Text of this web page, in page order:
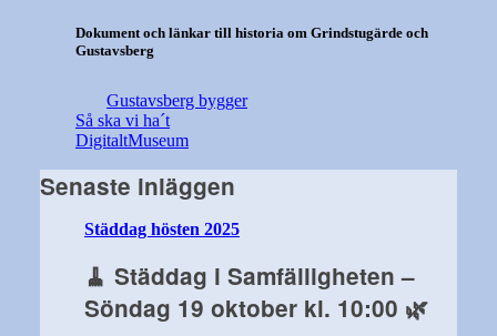
Dokument och länkar till historia om Grindstugärde och
Gustavsberg
Gustavsberg bygger
Så ska vi ha´t
DigitaltMuseum
Senaste inläggen
Städdag hösten 2025
🧹 Städdag i Samfälligheten –
Söndag 19 oktober kl. 10:00 🌿